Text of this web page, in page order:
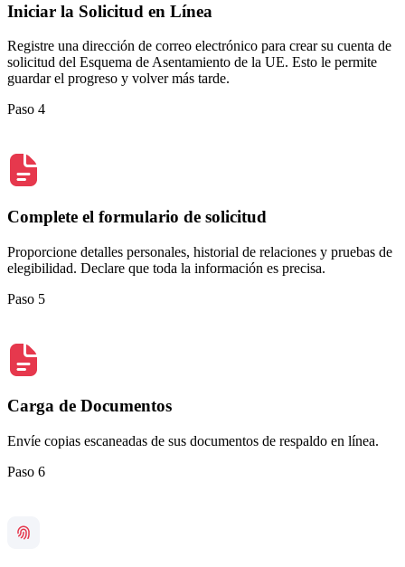
Iniciar la Solicitud en Línea
Registre una dirección de correo electrónico para crear su cuenta de
solicitud del Esquema de Asentamiento de la UE. Esto le permite
guardar el progreso y volver más tarde.
Paso 4
Complete el formulario de solicitud
Proporcione detalles personales, historial de relaciones y pruebas de
elegibilidad. Declare que toda la información es precisa.
Paso 5
Carga de Documentos
Envíe copias escaneadas de sus documentos de respaldo en línea.
Paso 6